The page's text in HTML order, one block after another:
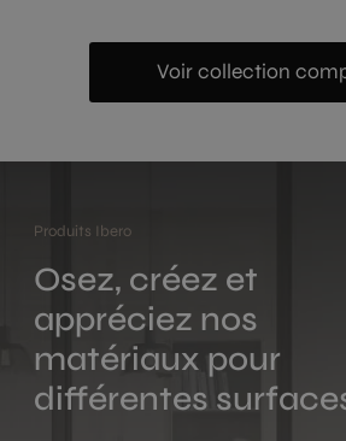
Voir collection
Produits Ibero
Osez, créez et
appréciez nos
matériaux pour
différentes